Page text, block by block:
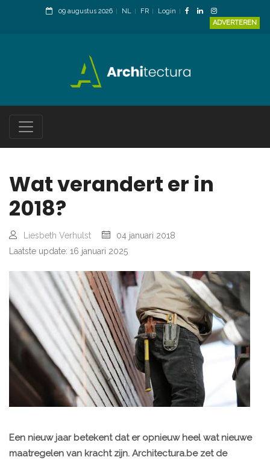
09 augustus 2026 NL FR
Login
ADVERTEREN
Wat verandert er in
2018?
Liesbeth Verhulst
04 januari 2018
Laatste update: 16 januari 2025
Een nieuw jaar betekent dat er opnieuw heel wat nieuwe
maatregelen van kracht zijn. Architectura.be zet de